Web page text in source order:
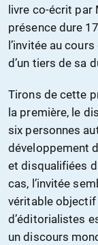
livre co-écrit par
présence dure
l’invitée au
d’un tiers de sa
Tirons de cette
la première, le
six personnes
développement
et disqualifiées
cas, l’invitée
véritable objectif
d’éditorialistes
un discours